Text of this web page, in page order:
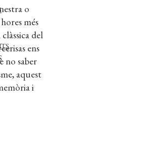
o
més
del
ens
no saber
aquest
i